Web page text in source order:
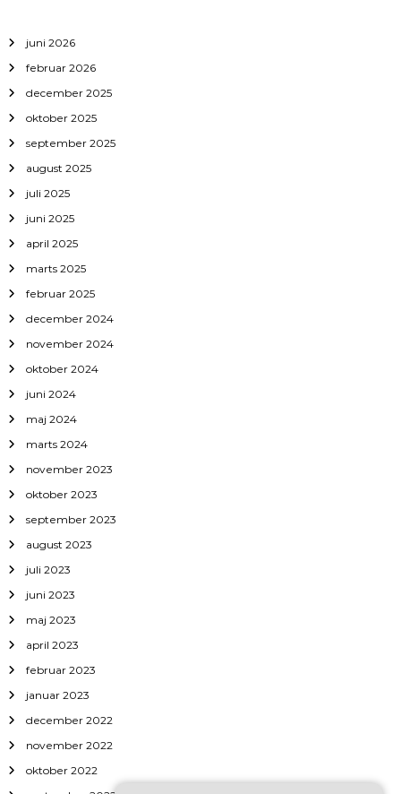
juni 2026
februar 2026
december 2025
oktober 2025
september 2025
august 2025
juli 2025
juni 2025
april 2025
marts 2025
februar 2025
december 2024
november 2024
oktober 2024
juni 2024
maj 2024
marts 2024
november 2023
oktober 2023
september 2023
august 2023
juli 2023
juni 2023
maj 2023
april 2023
februar 2023
januar 2023
december 2022
november 2022
oktober 2022